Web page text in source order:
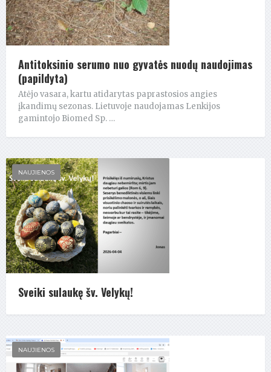
Antitoksinio serumo nuo gyvatės nuodų naudojimas
(papildyta)
Atėjo vasara, kartu atidarytas paprastosios angies
įkandimų sezonas. Lietuvoje naudojamas Lenkijos
gamintojo Biomed Sp. …
NAUJIENOS
Sveiki sulaukę šv. Velykų!
NAUJIENOS